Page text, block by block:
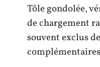
Tôle gondolée,
de chargement
souvent exclus